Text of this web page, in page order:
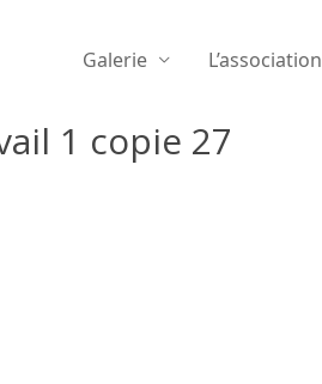
Galerie L’association
1 copie 27